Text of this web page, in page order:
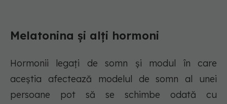
Melatonina și alți hormoni
Hormonii legați de somn și modul în care
aceștia afectează modelul de somn al unei
persoane pot să se schimbe odată cu